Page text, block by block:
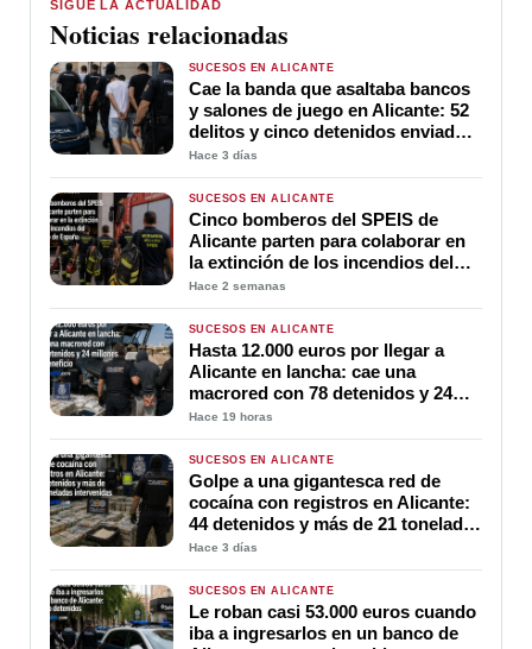
SIGUE LA ACTUALIDAD
Noticias relacionadas
SUCESOS EN ALICANTE
Cae la banda que asaltaba bancos
y salones de juego en Alicante: 52
delitos y cinco detenidos enviados
a prisión
Hace 3 días
SUCESOS EN ALICANTE
Cinco bomberos del SPEIS de
Alicante parten para colaborar en
la extinción de los incendios del
centro de España
Hace 2 semanas
SUCESOS EN ALICANTE
Hasta 12.000 euros por llegar a
Alicante en lancha: cae una
macrored con 78 detenidos y 24
millones de beneficio
Hace 19 horas
SUCESOS EN ALICANTE
Golpe a una gigantesca red de
cocaína con registros en Alicante:
44 detenidos y más de 21 toneladas
intervenidas
Hace 3 días
SUCESOS EN ALICANTE
Le roban casi 53.000 euros cuando
iba a ingresarlos en un banco de